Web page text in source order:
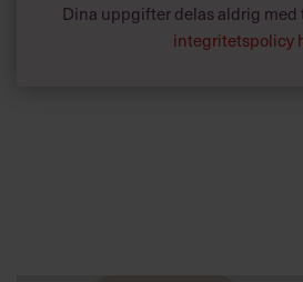
Dina uppgifter delas aldrig med
integritetspolicy